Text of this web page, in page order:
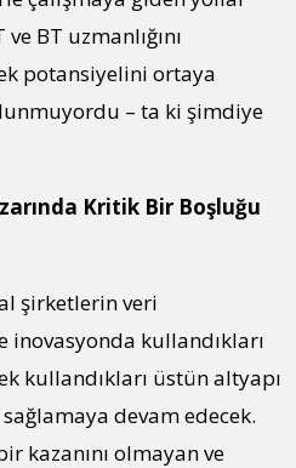
BT uzmanlığını
potansiyelini ortaya
– ta ki şimdiye
Kritik Bir Boşluğu
şirketlerin veri
kullandıkları
kullandıkları üstün altyapı
devam edecek.
kazanını olmayan ve